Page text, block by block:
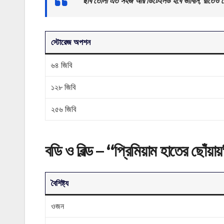
স্টোরেজ অপশন
৬৪ জিবি
১২৮ জিবি
২৫৬ জিবি
বডি ও বিল্ড – “প্রিমিয়াম হাতের
বৈশিষ্ট্য
ওজন